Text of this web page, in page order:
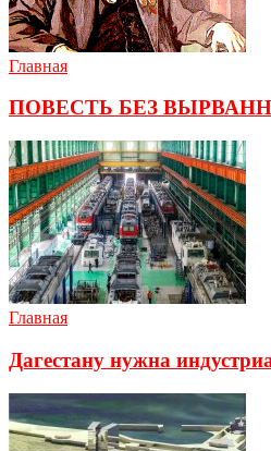
Главная
ПОВЕСТЬ БЕЗ
Главная
Дагестану нужна